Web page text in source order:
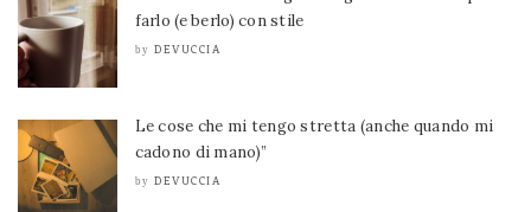
farlo (e berlo) con stile
by DEVUCCIA
Le cose che mi tengo stretta (anche quando mi
cadono di mano)”
by DEVUCCIA